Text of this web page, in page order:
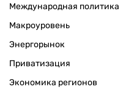
Международная политика
Макроуровень
Энергорынок
Приватизация
Экономика регионов